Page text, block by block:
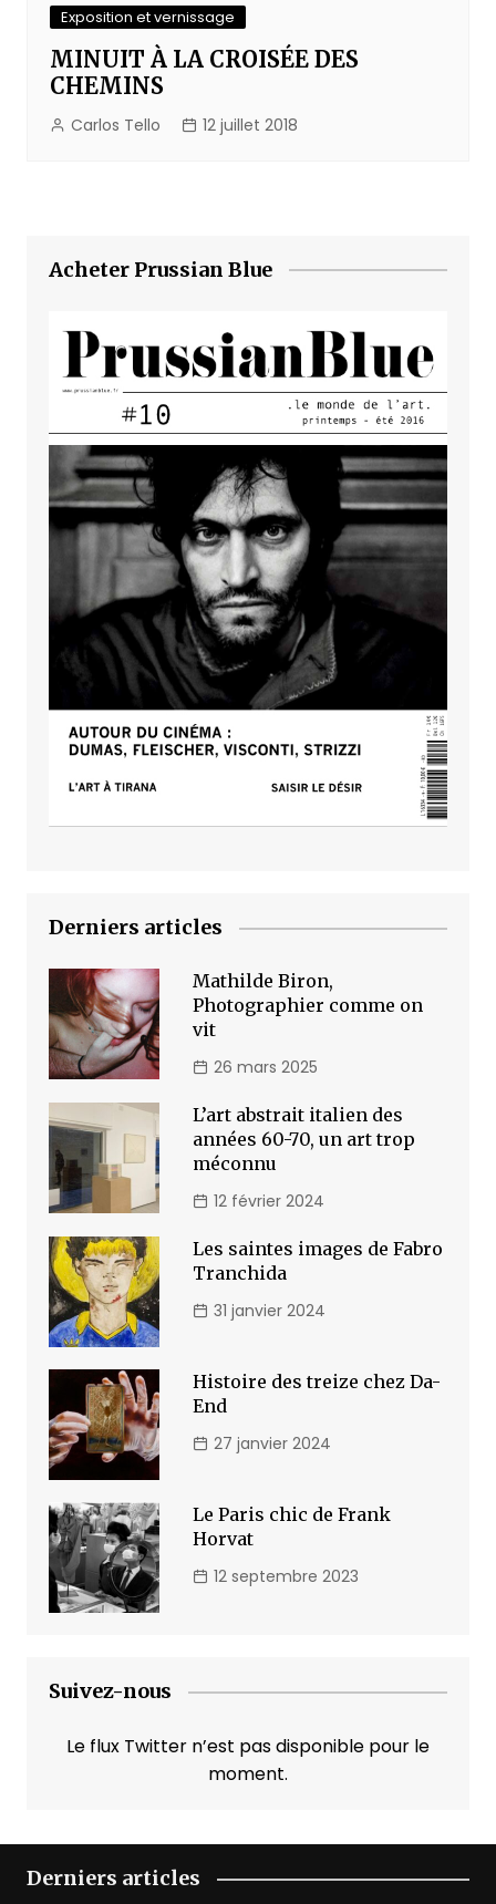
Exposition et vernissage
MINUIT À LA CROISÉE DES
CHEMINS
Carlos Tello 12 juillet 2018
Acheter Prussian Blue
Derniers articles
Mathilde Biron,
Photographier comme on
vit
26 mars 2025
L’art abstrait italien des
années 60-70, un art trop
méconnu
12 février 2024
Les saintes images de Fabro
Tranchida
31 janvier 2024
Histoire des treize chez Da-
End
27 janvier 2024
Le Paris chic de Frank
Horvat
12 septembre 2023
Suivez-nous
Le flux Twitter n’est pas disponible pour le
moment.
Derniers articles